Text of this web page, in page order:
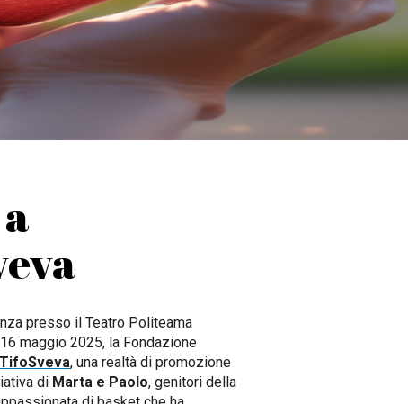
presso il Teatro Politeama
maggio 2025, la Fondazione
, una realtà di promozione
di Marta e Paolo, genitori della